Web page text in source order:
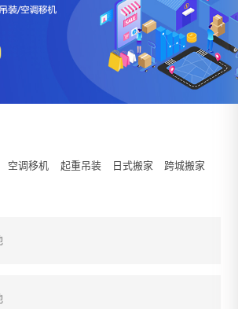
空调移机 起重吊装 日式搬家
跨城搬家